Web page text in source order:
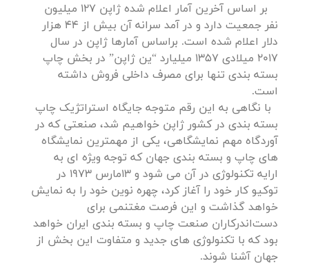
بر اساس آخرین آمار اعلام شده ژاپن 127 میلیون
نفر جمعیت دارد و در آمد سرانه آن بیش از 44 هزار
دلار اعلام شده است. براساس آمارها ژاپن در سال
2017 میلادی 1357 میلیارد “ین ژاپن” در بخش چاپ
بسته بندی تنها برای مصرف داخلی فروش داشته
است.
با نگاهی به این رقم متوجه جایگاه استراتژیک چاپ
بسته بندی در کشور ژاپن خواهیم شد، صنعتی که در
آوردگاه مهم نمایشگاهی، یکی از مهمترین نمایشگاه
های چاپ و بسته بندی جهان که توجه ویژه ای به
ارایه تکنولوژی در آن می شود و 13مارس 1973 در
توکیو کار خود را آغاز کرد، چهره نوین خود را به نمایش
خواهد گذاشت و این فرصت مغتنمی برای
دست‌اندرکاران صنعت چاپ و بسته بندی ایران خواهد
بود که با تکنولوژی های جدید و متفاوت این بخش از
جهان آشنا شوند.